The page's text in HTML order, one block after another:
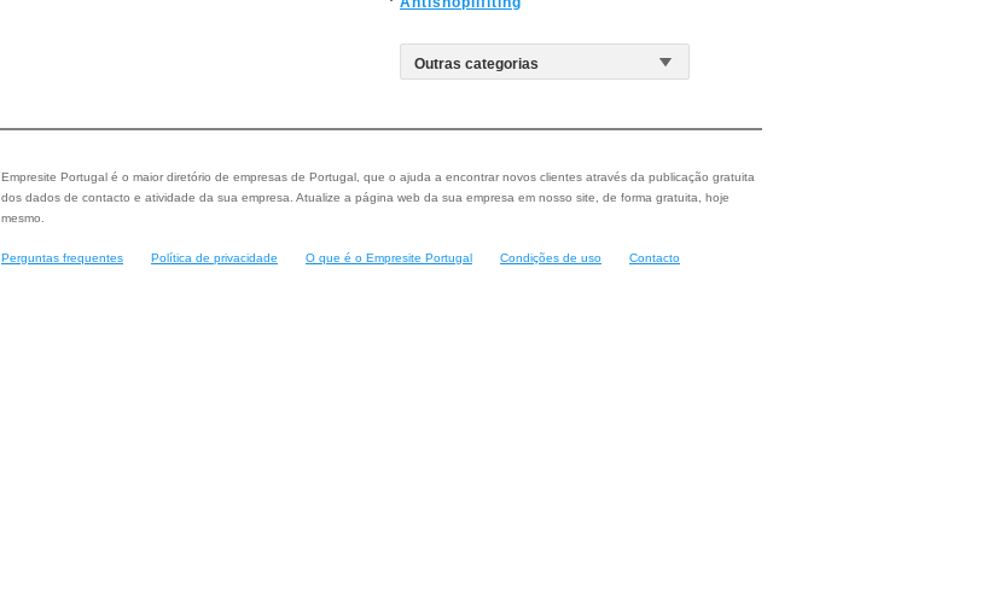
Empresite Portugal é o maior diretório de empresas de Portugal, que o ajuda a encontrar novos clientes através da publicação gratuita
dos dados de contacto e atividade da sua empresa. Atualize a página web da sua empresa em nosso site, de forma gratuita, hoje
mesmo.
Perguntas frequentes Política de privacidade O que é o Empresite Portugal Condições de uso Contacto